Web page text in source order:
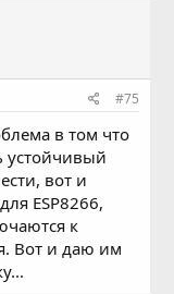
#75
в том что
устойчивый
вот и
ESP8266,
к
Вот и даю им